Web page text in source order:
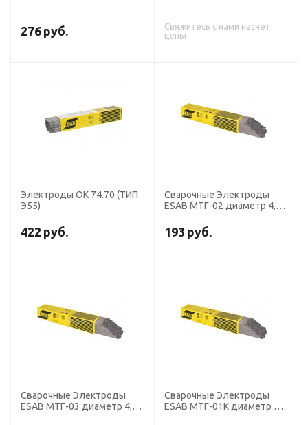
276 руб.
Свяжитесь с нами насчёт
цены
Электроды ОК 74.70 (ТИП
Э55)
422 руб.
Сварочные Электроды
ESAB МТГ-02 диаметр 4,0
193 руб.
Сварочные Электроды
ESAB МТГ-03 диаметр 4,0
Сварочные Электроды
ESAB МТГ-01К диаметр 3,0